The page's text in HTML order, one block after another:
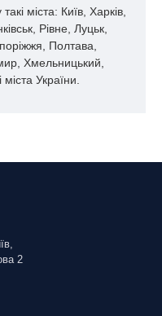
міста: Київ, Харків,
Рівне, Луцьк,
Полтава,
Хмельницький,
України.
2